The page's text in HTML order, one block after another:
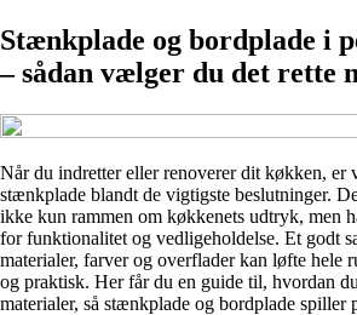
Stænkplade og bordplade i
– sådan vælger du det rette
Når du indretter eller renoverer dit køkken, er
stænkplade blandt de vigtigste beslutninger.
ikke kun rammen om køkkenets udtryk, men
for funktionalitet og vedligeholdelse. Et godt
materialer, farver og overflader kan løfte hele
og praktisk. Her får du en guide til, hvordan
materialer, så stænkplade og bordplade spiller